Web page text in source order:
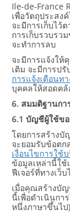
Ile-de-France
เพื่อวัตถุประสง
จะมีการเก็บไว้
การเก็บรวบรว
จะทำการลบ
จะมีการแจ้งให้
เติม จะมีการปรั
การแจ้งเตือนท
บุคคลให้สอดคล้
6. สมมติฐานก
6.1 บัญชีผู้ใช้ข
โดยการสร้างบั
จะยอมรับข้อต
เงื่อนไขการใช้
ข้อมูลเหล่านี้ใช้
ฟีเจอร์ที่ทางเว็
เมื่อคุณสร้างบัญ
นี้เพื่อดำเนินกา
หนึ่งภาษาขึ้นไป